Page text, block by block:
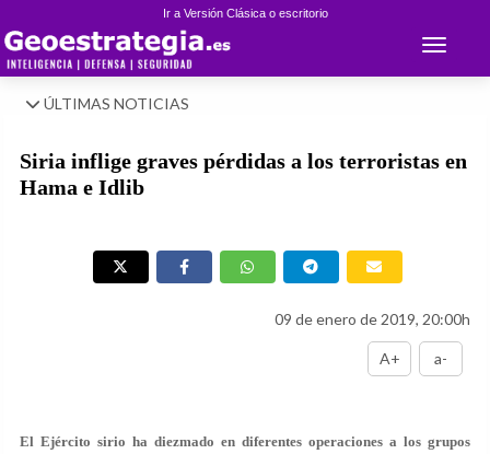
Ir a Versión Clásica o escritorio
Toggle
ÚLTIMAS NOTICIAS
Siria inflige graves pérdidas a los terroristas en
Hama e Idlib
09 de enero de 2019, 20:00h
A+ a-
El Ejército sirio ha diezmado en diferentes operaciones a los grupos